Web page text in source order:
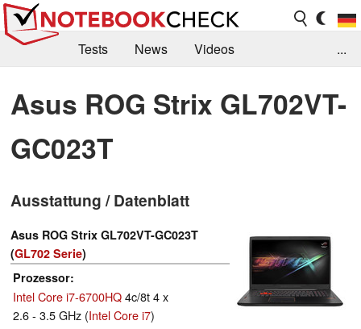
Tests News
Videos
Kaufberatung
Deals Suche
Jobs
Forum
...
Asus ROG Strix GL702VT-
GC023T
Ausstattung / Datenblatt
Asus ROG Strix GL702VT-GC023T
(GL702 Serie)
Prozessor
Intel Core i7-6700HQ4c/8t 4 x
2.6 - 3.5 GHz (Intel Core i7)